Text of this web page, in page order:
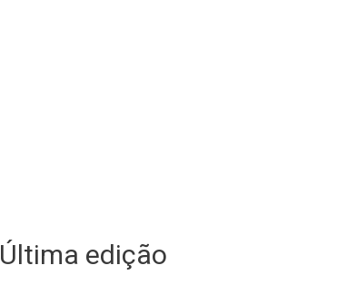
Última edição